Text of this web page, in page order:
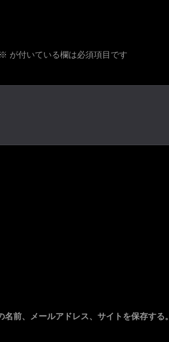
※ が付いている欄は必須項目です
前、メールアドレス、サイトを保存する。